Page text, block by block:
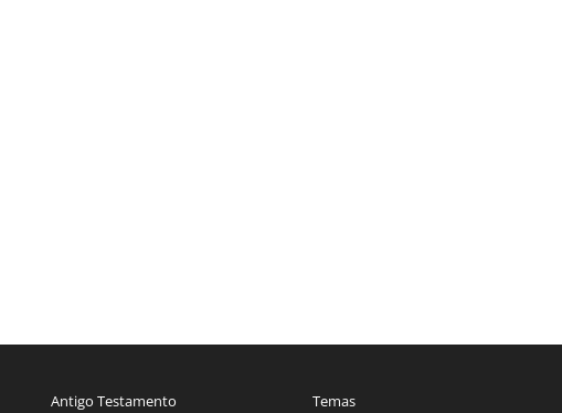
Antigo Testamento Temas